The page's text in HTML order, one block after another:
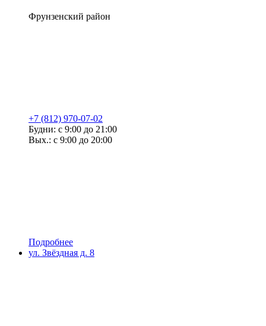
Фрунзенский район
+7 (812) 970-07-02
Будни: с 9:00 до 21:00
Вых.: с 9:00 до 20:00
Подробнее
ул. Звёздная д. 8